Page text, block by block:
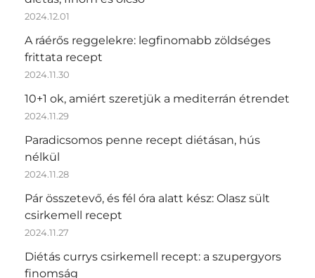
2024.12.01
A ráérős reggelekre: legfinomabb zöldséges
frittata recept
2024.11.30
10+1 ok, amiért szeretjük a mediterrán étrendet
2024.11.29
Paradicsomos penne recept diétásan, hús
nélkül
2024.11.28
Pár összetevő, és fél óra alatt kész: Olasz sült
csirkemell recept
2024.11.27
Diétás currys csirkemell recept: a szupergyors
finomság